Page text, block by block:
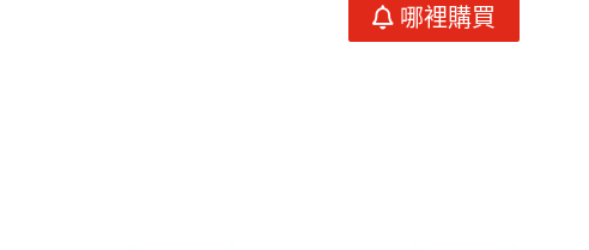
哪裡購買